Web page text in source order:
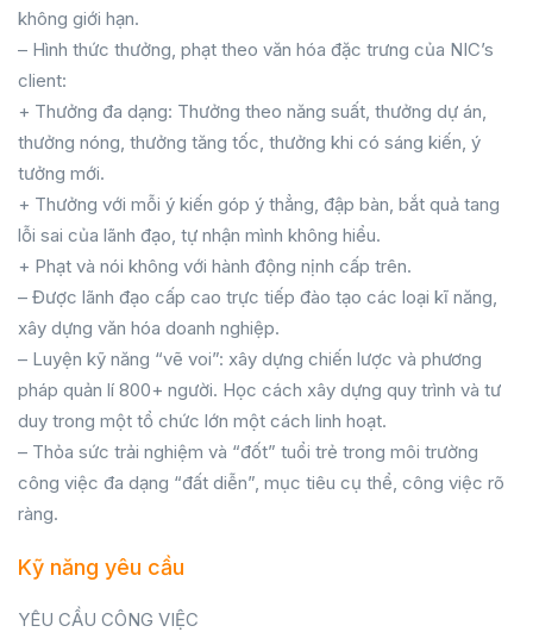
không giới hạn.
– Hình thức thưởng, phạt theo văn hóa đặc trưng của NIC’s
client:
+ Thưởng đa dạng: Thưởng theo năng suất, thưởng dự án,
thưởng nóng, thưởng tăng tốc, thưởng khi có sáng kiến, ý
tưởng mới.
+ Thưởng với mỗi ý kiến góp ý thẳng, đập bàn, bắt quả tang
lỗi sai của lãnh đạo, tự nhận mình không hiểu.
+ Phạt và nói không với hành động nịnh cấp trên.
– Được lãnh đạo cấp cao trực tiếp đào tạo các loại kĩ năng,
xây dựng văn hóa doanh nghiệp.
– Luyện kỹ năng “vẽ voi”: xây dựng chiến lược và phương
pháp quản lí 800+ người. Học cách xây dựng quy trình và tư
duy trong một tổ chức lớn một cách linh hoạt.
– Thỏa sức trải nghiệm và “đốt” tuổi trẻ trong môi trường
công việc đa dạng “đất diễn”, mục tiêu cụ thể, công việc rõ
ràng.
Kỹ năng yêu cầu
YÊU CẦU CÔNG VIỆC